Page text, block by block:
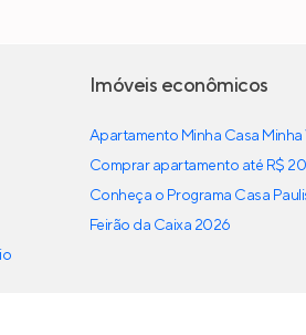
Imóveis econômicos
Apartamento Minha Casa Minha
Comprar apartamento até R$
Conheça o Programa Casa
Feirão da Caixa 2026